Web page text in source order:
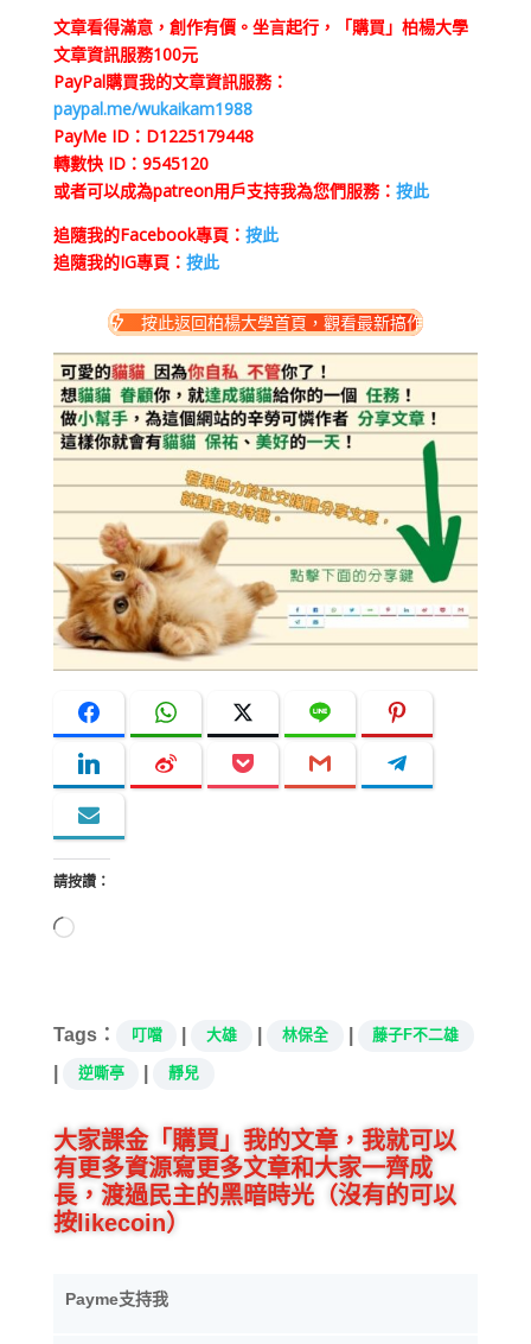
文章看得滿意，創作有價。坐言起行，「購買」柏楊大學
文章資訊服務100元
PayPal購買我的文章資訊服務：
paypal.me/wukaikam1988
PayMe ID：D1225179448
轉數快 ID：9545120
或者可以成為patreon用戶支持我為您們服務： 按此
追隨我的Facebook專頁： 按此
追隨我的IG專頁： 按此
按此返回柏楊大學首頁，觀看最新搞作
請按讚：
正
Tags： 叮噹 大雄 林保全 藤子F不二雄
逆嘶亭 靜兒
大家課金「購買」我的文章，我就可以
有更多資源寫更多文章和大家一齊成
長，渡過民主的黑暗時光（沒有的可以
按likecoin）
Payme支持我